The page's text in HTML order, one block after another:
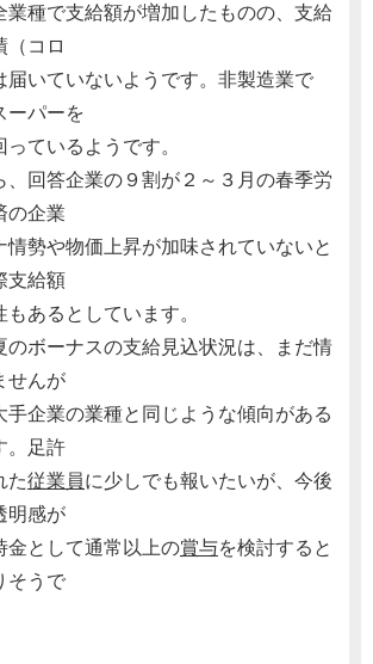
種で支給額が増加したものの、支給
（コロ
届いていないようです。非製造業で
ーパーを
ているようです。
回答企業の９割が２～３月の春季労
の企業
情勢や物価上昇が加味されていないと
支給額
あるとしています。
ボーナスの支給見込状況は、まだ情
せんが
手企業の業種と同じような傾向がある
。足許
た従業員に少しでも報いたいが、今後
明感が
金として通常以上の賞与を検討すると
そうで